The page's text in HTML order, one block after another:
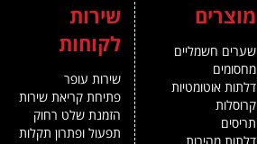
מוצרים
שערים חשמליים
מחסומים
דלתות אוטומטיות
קרוסלות
תריסים
שירות
לקוחות
שירות עופר
פתיחת קריאת שירות
הזמנת שלט רחוק
תפעול ופתרון תקלות